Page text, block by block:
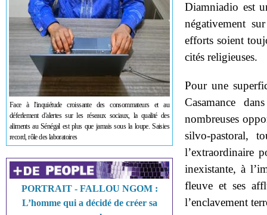
Face à l'inquiétude croissante des consommateurs et au
déferlement d'alertes sur les réseaux sociaux, la qualité des
aliments au Sénégal est plus que jamais sous la loupe. Saisies
record, rôle des laboratoires
PORTRAIT - FALLOU NGOM :
L’homme qui a décidé de créer sa
Diamniadio est
négativement
efforts soient
cités religieuses.
Pour une
Casamance
nombreuses
silvo-pastoral,
l’extraordinaire
inexistante, à
fleuve et ses
l’enclavement